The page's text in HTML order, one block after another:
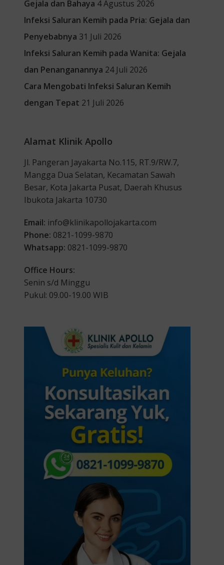
Gejala dan Bahaya 4 Agustus 2026
Infeksi Saluran Kemih pada Pria: Gejala dan
Penyebabnya 31 Juli 2026
Infeksi Saluran Kemih pada Wanita: Gejala
dan Penanganannya 24 Juli 2026
Cara Mengobati Infeksi Saluran Kemih
dengan Tepat 21 Juli 2026
Alamat Klinik Apollo
Jl. Pangeran Jayakarta No.115, RT.9/RW.7,
Mangga Dua Selatan, Kecamatan Sawah
Besar, Kota Jakarta Pusat, Daerah Khusus
Ibukota Jakarta 10730
Email: info@klinikapollojakarta.com
Phone: 0821-1099-9870
Whatsapp: 0821-1099-9870
Office Hours:
Senin s/d Minggu
Pukul: 09.00-19.00 WIB